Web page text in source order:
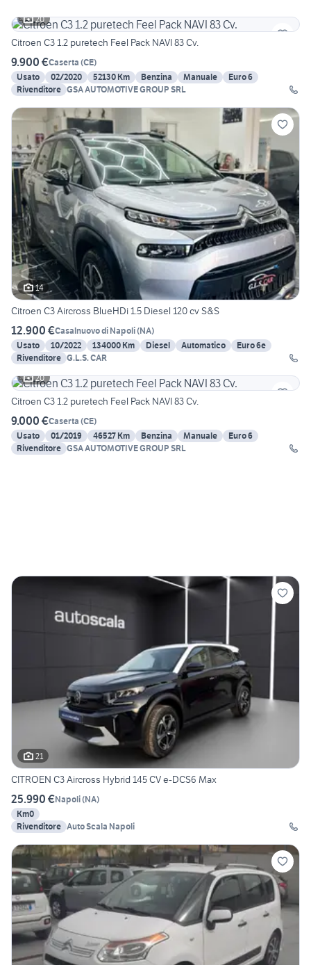
20
Citroen C3 1.2 puretech Feel Pack NAVI 83 Cv.
9.900 €Caserta (CE)
Usato
02/2020 52130 Km Benzina Manuale
Euro 6
Rivenditore GSA AUTOMOTIVE GROUP SRL
14
Citroen C3 Aircross BlueHDi 1.5 Diesel 120 cv S&S
12.900 €Casalnuovo di Napoli(NA)
Usato
10/2022 134000 Km Diesel Automatico
Euro 6e
Rivenditore G.L.S. CAR
20
Citroen C3 1.2 puretech Feel Pack NAVI 83 Cv.
9.000 €Caserta (CE)
Usato
01/2019 46527 Km Benzina Manuale
Euro 6
Rivenditore GSA AUTOMOTIVE GROUP SRL
21
CITROEN C3 Aircross Hybrid 145 CV e-DCS6 Max
25.990 €Napoli(NA)
Km0
Rivenditore Auto Scala Napoli